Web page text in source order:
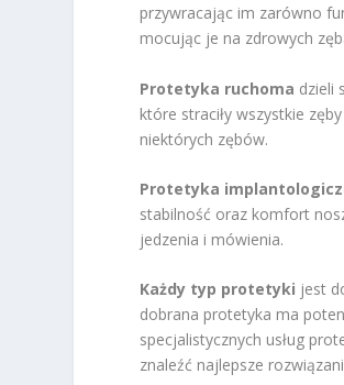
przywracając im zarówno
mocując je na zdrowych
Protetyka ruchoma dzieli
które straciły wszystkie
niektórych zębów.
Protetyka
stabilność oraz komfort
jedzenia i mówienia.
Każdy typ protetyki jest
dobrana protetyka ma
specjalistycznych usług
znaleźć najlepsze